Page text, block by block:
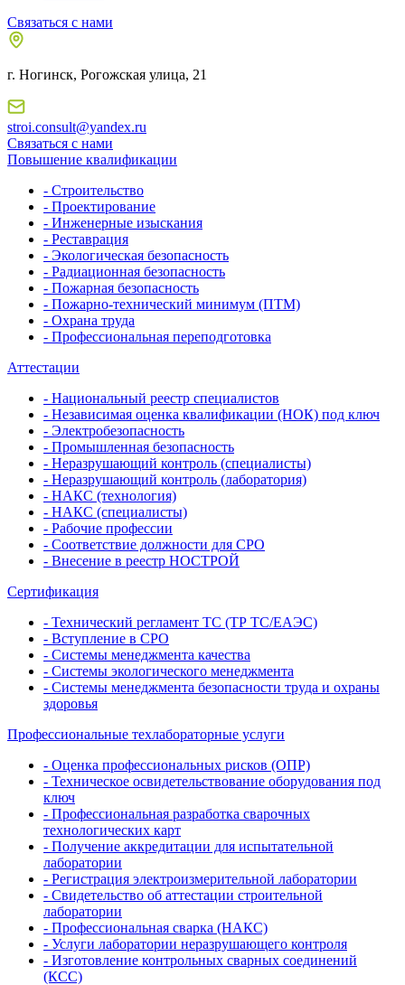
Связаться с нами
г. Ногинск, Рогожская улица, 21
stroi.consult@yandex.ru
Связаться с нами
Повышение квалификации
- Строительство
- Проектирование
- Инженерные изыскания
- Реставрация
- Экологическая безопасность
- Радиационная безопасность
- Пожарная безопасность
- Пожарно-технический минимум (ПТМ)
- Охрана труда
- Профессиональная переподготовка
Аттестации
- Национальный реестр специалистов
- Независимая оценка квалификации (НОК) под ключ
- Электробезопасность
- Промышленная безопасность
- Неразрушающий контроль (специалисты)
- Неразрушающий контроль (лаборатория)
- НАКС (технология)
- НАКС (специалисты)
- Рабочие профессии
- Соответствие должности для СРО
- Внесение в реестр НОСТРОЙ
Сертификация
- Технический регламент ТС (ТР ТС/ЕАЭС)
- Вступление в СРО
- Системы менеджмента качества
- Системы экологического менеджмента
- Системы менеджмента безопасности труда и охраны
здоровья
Профессиональные техлабораторные услуги
- Оценка профессиональных рисков (ОПР)
- Техническое освидетельствование оборудования под
ключ
- Профессиональная разработка сварочных
технологических карт
- Получение аккредитации для испытательной
лаборатории
- Регистрация электроизмерительной лаборатории
- Свидетельство об аттестации строительной
лаборатории
- Профессиональная сварка (НАКС)
- Услуги лаборатории неразрушающего контроля
- Изготовление контрольных сварных соединений
(КСС)